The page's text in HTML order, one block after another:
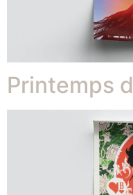
Printemps